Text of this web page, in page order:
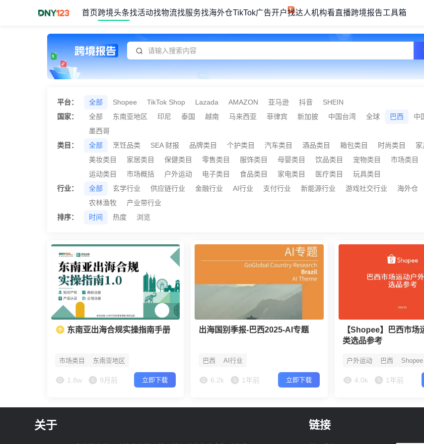
首页 跨境头条找活动找物流找服务找海外仓TikTok广告开户找达人机构看直播跨境报告工具箱
平台： 全部 Shopee TikTok Shop Lazada AMAZON 亚马逊 抖音
SHEIN
国家：
全部 东南亚地区 印尼 泰国 越南 马来西亚 菲律宾 新加披 中国台湾 全球 巴西
中
墨西哥
类目：
全部 烹饪品类 SEA 财报 品牌类目 个护类目 汽车类目 酒品类目 箱包类目 时尚类目
家
美妆类目
家居类目 保健类目 零售类目 服饰类目 母婴类目 饮品类目 宠物类目 市场类目
运动类目
市场概括 户外运动 电子类目 食品类目 家电类目 医疗类目
玩具类目
行业：
全部 玄学行业 供应链行业 金融行业 AI行业 支付行业 新能源行业 游戏社交行业 海外仓
农林渔牧
产业带行业
排序：
时间 热度 浏览
东南亚出海合规实操指南手册
市场类目 东南亚地区
1.8w 9月前 立即下载
出海国别季报-巴西2025-AI专题
巴西 AI行业
6.2k 1年前 立即下载
【Shopee】巴西市场
类选品参考
户外运动 巴西 Shopee
4.0k 1年前
关于 链接